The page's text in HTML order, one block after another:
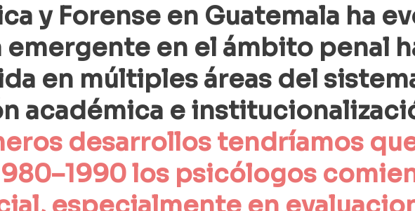
y Forense en Guatemala ha
en el ámbito penal
en múltiples áreas del
académica e
desarrollos tendríamos
los psicólogos